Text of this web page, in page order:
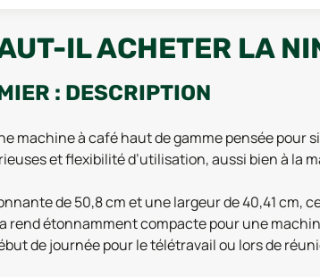
IL ACHETER LA
: DESCRIPTION
machine à café haut de gamme pensée
et flexibilité d’utilisation, aussi bien à la
de 50,8 cm et une largeur de 40,41 cm,
rend étonnamment compacte pour une
de journée pour le télétravail ou lors de